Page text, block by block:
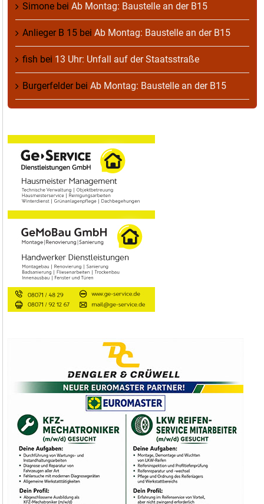
Simone bei Ab Montag: Baustelle an der B15
Anlieger B 15 bei Ab Montag: Baustelle an der B15
fish bei 13 Uhr: Unfall auf der Staatsstraße
Burgerfelderbei Ab Montag: Baustelle an der B15